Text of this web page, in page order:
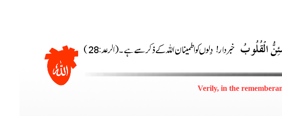
Verily, in the